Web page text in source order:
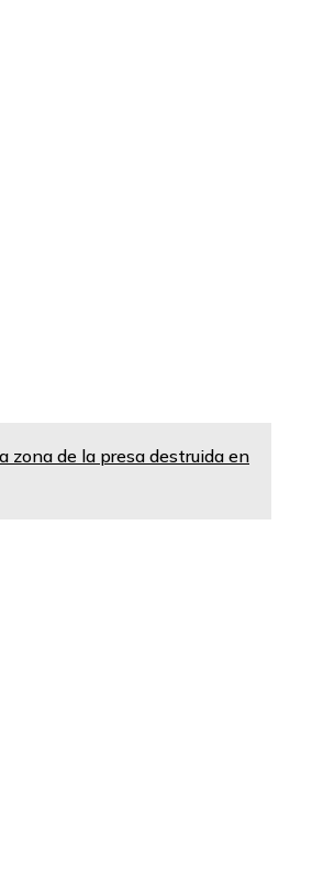
zona de la presa destruida en